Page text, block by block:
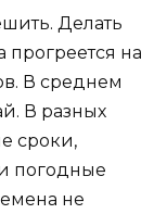
Делать
прогреется на
В среднем
В разных
сроки,
погодные
не